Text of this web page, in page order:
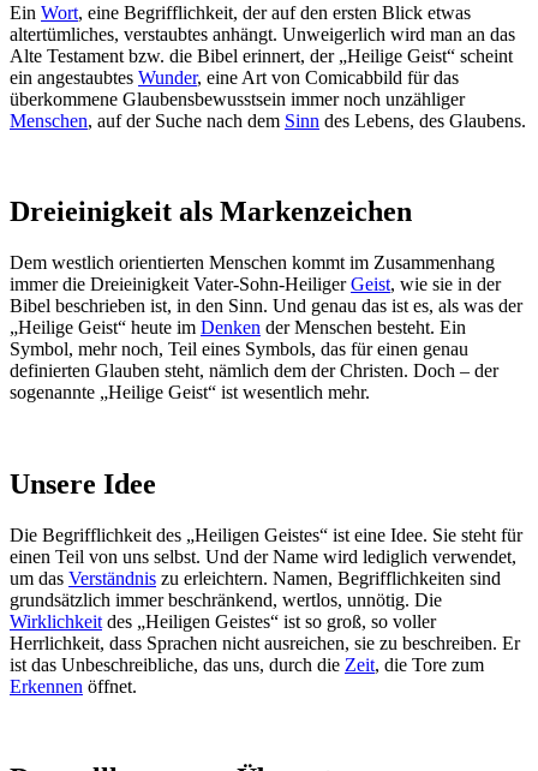
Ein Wort, eine Begrifflichkeit, der auf den ersten Blick etwas
altertümliches, verstaubtes anhängt. Unweigerlich wird man an das
Alte Testament bzw. die Bibel erinnert, der „Heilige Geist“ scheint
ein angestaubtes Wunder, eine Art von Comicabbild für das
überkommene Glaubensbewusstsein immer noch unzähliger
Menschen, auf der Suche nach dem Sinn des Lebens, des Glaubens.
Dreieinigkeit als Markenzeichen
Dem westlich orientierten Menschen kommt im Zusammenhang
immer die Dreieinigkeit Vater-Sohn-HeiligerGeist, wie sie in der
Bibel beschrieben ist, in den Sinn. Und genau das ist es, als was der
„Heilige Geist“ heute im Denken der Menschen besteht. Ein
Symbol, mehr noch, Teil eines Symbols, das für einen genau
definierten Glauben steht, nämlich dem der Christen. Doch – der
sogenannte „Heilige Geist“ ist wesentlich mehr.
Unsere Idee
Die Begrifflichkeit des „Heiligen Geistes“ ist eine Idee. Sie steht für
einen Teil von uns selbst. Und der Name wird lediglich verwendet,
um das Verständnis zu erleichtern. Namen, Begrifflichkeiten sind
grundsätzlich immer beschränkend, wertlos, unnötig. Die
Wirklichkeit des „Heiligen Geistes“ ist so groß, so voller
Herrlichkeit, dass Sprachen nicht ausreichen, sie zu beschreiben. Er
ist das Unbeschreibliche, das uns, durch die Zeit, die Tore zum
Erkennen öffnet.